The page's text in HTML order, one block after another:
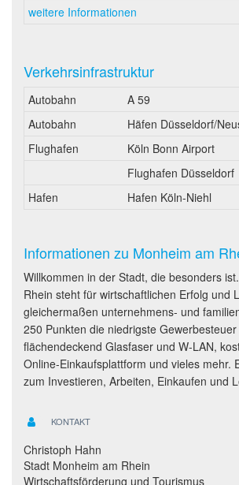
weitere Informationen
Verkehrsinfrastruktur
Autobahn A 59
Autobahn
Häfen Düsseldorf/
Flughafen
Köln Bonn Airport
Flughafen Düsseldorf
Hafen
Hafen Köln-Niehl
Informationen zu Monheim am
Willkommen in der Stadt, die besonders
Rhein steht für wirtschaftlichen Erfolg und
gleichermaßen unternehmens- und
250 Punkten die niedrigste Gewerbesteuer
flächendeckend Glasfaser und W-LAN,
Online-Einkaufsplattform und vieles mehr.
zum Investieren, Arbeiten, Einkaufen und
KONTAKT
Christoph Hahn
Stadt Monheim am Rhein
Wirtschaftsförderung und Tourismus